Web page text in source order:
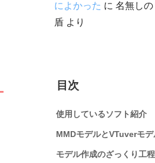
によかった に 名無し
盾 より
目次
使用しているソフト紹介
MMDモデルとVTuverモ
モデル作成のざっくり工程